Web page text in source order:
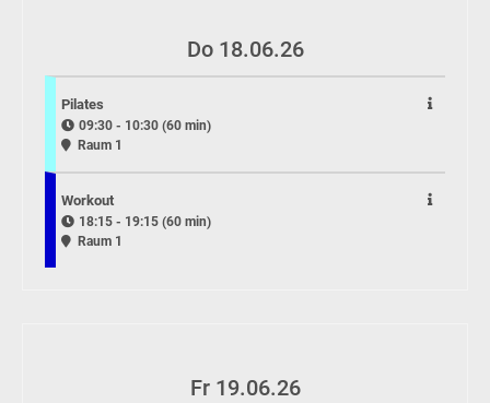
Do 18.06.26
Pilates
09:30 - 10:30 (60 min)
Raum 1
Workout
18:15 - 19:15 (60 min)
Raum 1
Fr 19.06.26